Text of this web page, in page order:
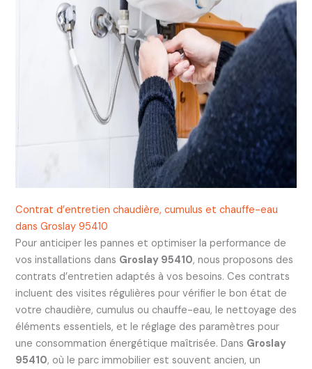
Contrat d’entretien chaudière, cumulus et chauffe-eau
dans Groslay 95410
Pour anticiper les pannes et optimiser la performance de
vos installations dans Groslay 95410, nous proposons des
contrats d’entretien adaptés à vos besoins. Ces contrats
incluent des visites régulières pour vérifier le bon état de
votre chaudière, cumulus ou chauffe-eau, le nettoyage des
éléments essentiels, et le réglage des paramètres pour
une consommation énergétique maîtrisée. Dans Groslay
95410, où le parc immobilier est souvent ancien, un